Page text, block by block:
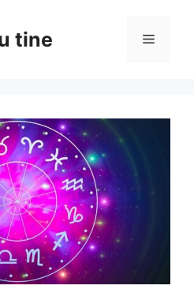
tine Meniu